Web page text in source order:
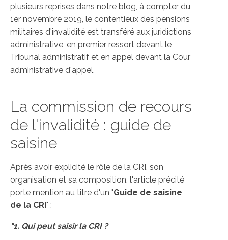
plusieurs reprises dans notre blog, à compter du
1er novembre 2019, le contentieux des pensions
militaires d'invalidité est transféré aux juridictions
administrative, en premier ressort devant le
Tribunal administratif et en appel devant la Cour
administrative d'appel.
La commission de recours
de l'invalidité : guide de
saisine
Après avoir explicité le rôle de la CRI, son
organisation et sa composition, l'article précité
porte mention au titre d'un "Guide de saisine
de la CRI" :
"1. Qui peut saisir la CRI ?